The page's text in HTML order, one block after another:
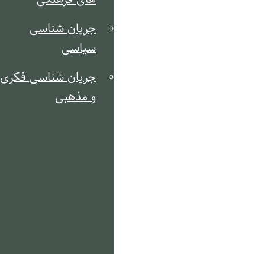
جریان شناسی
سیاسی
جریان شناسی فکری
و مذهبی